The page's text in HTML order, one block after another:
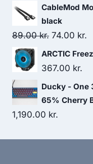
CableMod
black
89.00kr. Original
price
was:
74.00 kr.
ARCTIC
367.00 kr.
Ducky - One
65% Cherry
1,190.00 kr.